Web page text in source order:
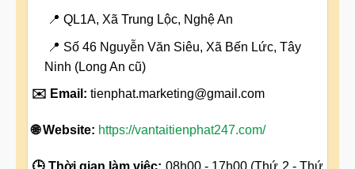
📍 QL1A, Xã Trung Lộc, Nghệ An
📍 Số 46 Nguyễn Văn Siêu, Xã Bến Lức, Tây
Ninh (Long An cũ)
✉️ Email: tienphat.marketing@gmail.com
🌐 Website: https://vantaitienphat247.com/
🕒 Thời gian làm việc: 08h00 - 17h00 (Thứ 2 - Thứ